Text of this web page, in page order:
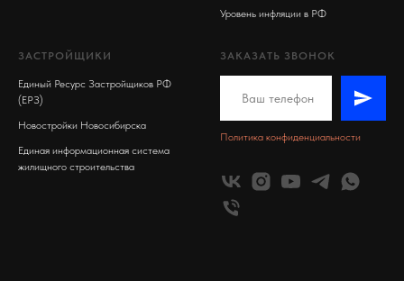
Уровень инфляции в РФ
ЗАСТРОЙЩИКИ
Единый Ресурс Застройщиков РФ
(ЕРЗ)
Новостройки Новосибирска
Единая информационная система
жилищного строительства
ЗАКАЗАТЬ ЗВОНОК
Политика конфиденциальности